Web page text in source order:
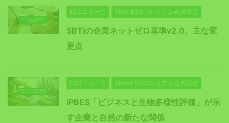
ESGニュース ThinkESGプレミアム会員限定
SBTiの企業ネットゼロ基準v2.0、主な変
更点
ESGニュース ThinkESGプレミアム会員限定
IPBES「ビジネスと生物多様性評価」が示
す企業と自然の新たな関係